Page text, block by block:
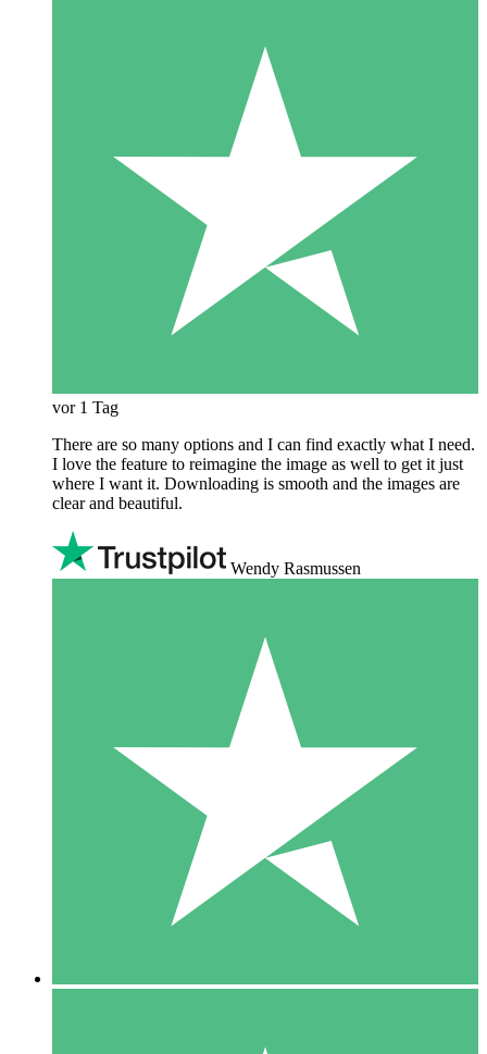
vor 1 Tag
There are so many options and I can find exactly what I need.
I love the feature to reimagine the image as well to get it just
where I want it. Downloading is smooth and the images are
clear and beautiful.
Wendy Rasmussen